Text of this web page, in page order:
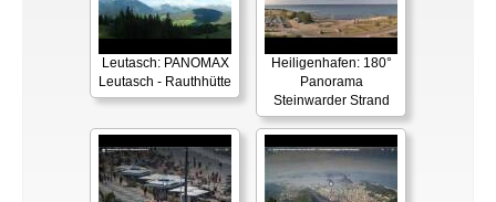
Leutasch: PANOMAX
Leutasch - Rauthhütte
Heiligenhafen: 180°
Panorama
Steinwarder Strand